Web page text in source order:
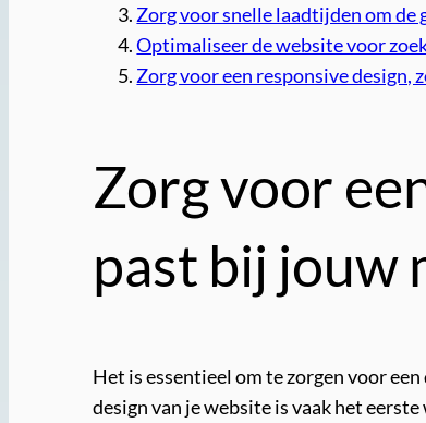
Zorg voor snelle laadtijden om
Optimaliseer de website voor
Zorg voor een responsive design,
Zorg voor
past bij jouw
Het is essentieel om te zorgen voor
design van je website is vaak het